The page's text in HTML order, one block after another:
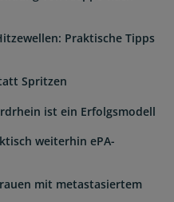
Praktische Tipps
Spritzen
ist ein Erfolgsmodell
weiterhin ePA-
mit metastasiertem